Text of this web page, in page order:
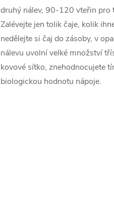
druhý nálev, 90-120 vteřin pro
Zalévejte jen tolik čaje, kolik
nedělejte si čaj do zásoby, v
nálevu uvolní velké množství
kovové sítko, znehodnocujete
biologickou hodnotu nápoje.